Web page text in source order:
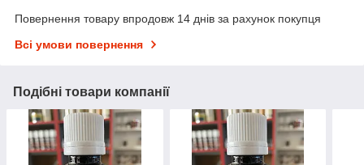
Повернення товару впродовж 14 днів за рахунок покупця
Всі умови повернення
Подібні товари компанії